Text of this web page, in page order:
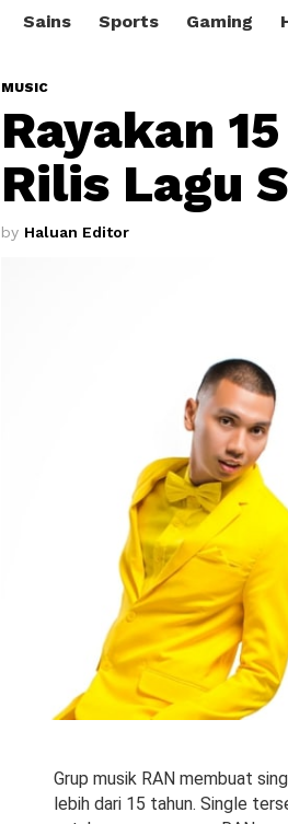
Sains Sports Gaming
MUSIC
Rayakan
Rilis Lagu
by Haluan Editor
Grup musik RAN membuat
lebih dari 15 tahun. Single